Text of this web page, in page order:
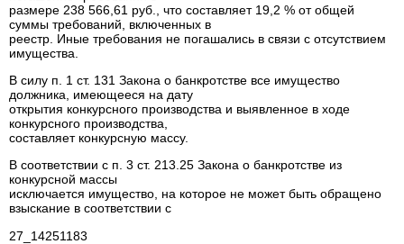
размере 238 566,61 руб., что составляет 19,2 % от общей
суммы требований, включенных в
реестр. Иные требования не погашались в связи с отсутствием
имущества.
В силу п. 1 ст. 131 Закона о банкротстве все имущество
должника, имеющееся на дату
открытия конкурсного производства и выявленное в ходе
конкурсного производства,
составляет конкурсную массу.
В соответствии с п. 3 ст. 213.25 Закона о банкротстве из
конкурсной массы
исключается имущество, на которое не может быть обращено
взыскание в соответствии с
27_14251183